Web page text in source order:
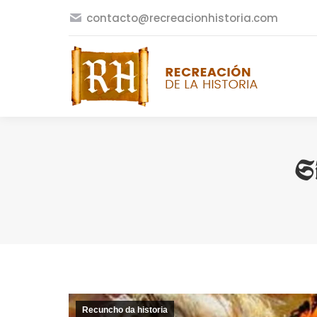
contacto@recreacionhistoria.com
Recuncho da historia